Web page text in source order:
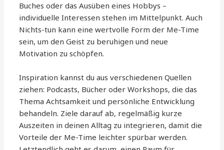
Buches oder das Ausüben eines Hobbys –
individuelle Interessen stehen im Mittelpunkt. Auch
Nichts-tun kann eine wertvolle Form der Me-Time
sein, um den Geist zu beruhigen und neue
Motivation zu schöpfen.
Inspiration kannst du aus verschiedenen Quellen
ziehen: Podcasts, Bücher oder Workshops, die das
Thema Achtsamkeit und persönliche Entwicklung
behandeln. Ziele darauf ab, regelmäßig kurze
Auszeiten in deinen Alltag zu integrieren, damit die
Vorteile der Me-Time leichter spürbar werden.